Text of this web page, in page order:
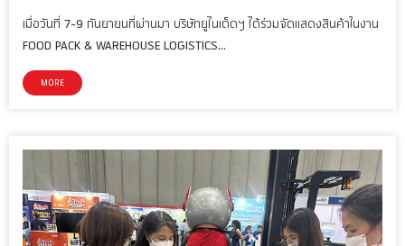
เมื่อวันที่ 7-9 กันยายนที่ผ่านมา บริษัทยูไนเต็ดฯ ได้ร่วมจัดแสดงสินค้าในงาน
FOOD PACK & WAREHOUSE LOGISTICS…
MORE